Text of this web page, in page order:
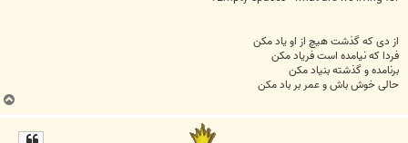
از دی که گذشت هیچ از او یاد مکن
فردا که نیامده است فریاد مکن
برنامده و گذشته بنیاد مکن
حالی خوش باش و عمر بر باد مکن
ب
ا